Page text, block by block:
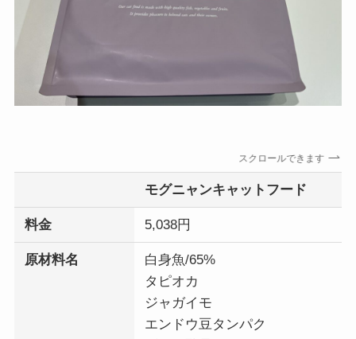
スクロールできます
モグニャンキャットフード
料金 5,038円
原材料名
白身魚/65%
タピオカ
ジャガイモ
エンドウ豆タンパク